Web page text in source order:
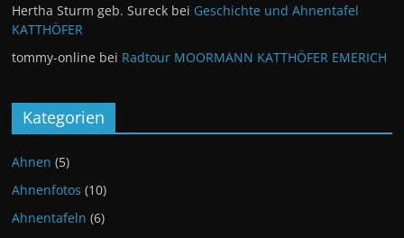
Hertha Sturm geb. Sureck bei Geschichte und Ahnentafel
KATTHÖFER
tommy-online bei Radtour MOORMANN KATTHÖFER EMERICH
Kategorien
Ahnen (5)
Ahnenfotos (10)
Ahnentafeln (6)